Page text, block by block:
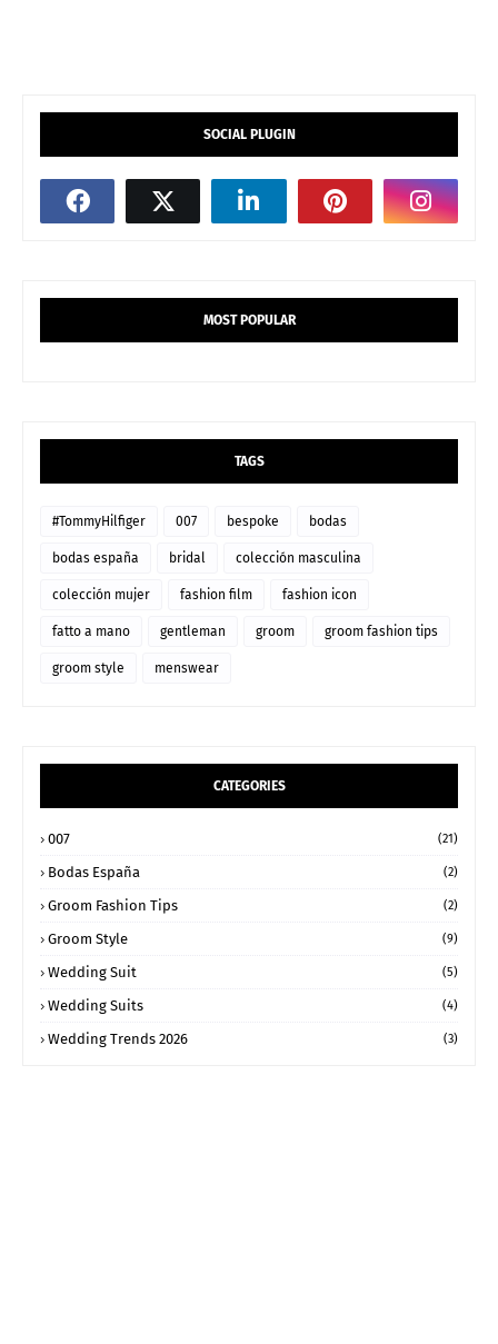
SOCIAL PLUGIN
MOST POPULAR
TAGS
#TommyHilfiger 007 bespoke bodas
bodas españa bridal colección masculina
colección mujer fashion film fashion icon
fatto a mano gentleman groom groom fashion tips
groom style menswear
CATEGORIES
007 (21)
Bodas España (2)
Groom Fashion Tips (2)
Groom Style (9)
Wedding Suit (5)
Wedding Suits (4)
Wedding Trends 2026 (3)